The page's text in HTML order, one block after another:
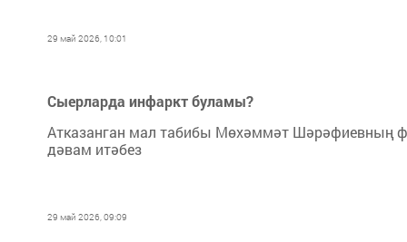
29 май 2026, 10:01
Сыерларда инфаркт буламы?
Атказанган мал табибы Мөхәммәт Шәрәфиевның
дәвам итәбез
29 май 2026, 09:09